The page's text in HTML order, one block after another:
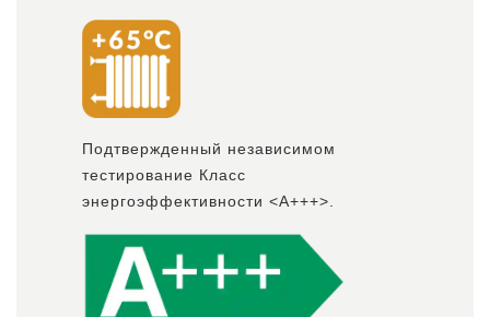
Подтвержденный независимом
тестирование Класс
энергоэффективности <А+++>.